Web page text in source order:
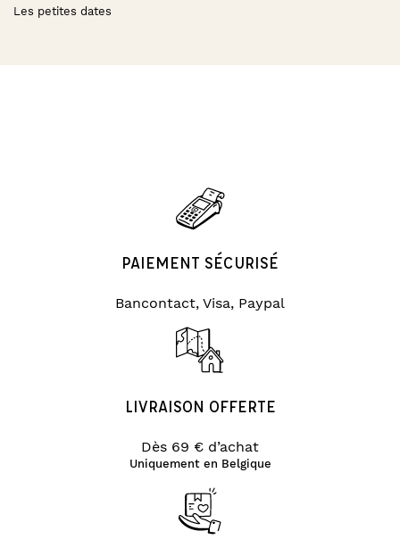
Les petites dates
PAIEMENT SÉCURISÉ
Bancontact, Visa, Paypal
LIVRAISON OFFERTE
Dès 69 € d’achat
Uniquement en Belgique